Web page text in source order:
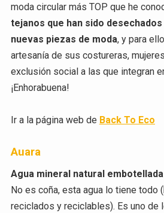
moda circular más TOP que he
tejanos que han sido
nuevas piezas de moda, y para
artesanía de sus costureras,
exclusión social a las que integran
¡Enhorabuena!
Ir a la página web de Back To Eco
Auara
Agua mineral natural
No es coña, esta agua lo tiene todo
reciclados y reciclables). Es uno